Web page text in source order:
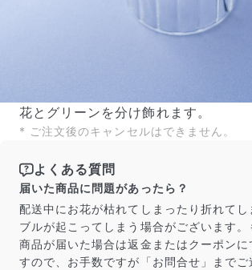
花とグリーンを分け飾れます。
* ご注文後のキャンセルはできません。
よくある質問
届いた商品に問題があったら？
配送中にお花が枯れてしまったり折れてし
ブルが起こってしまう場合がございます。
商品が届いた場合は返金またはクーポンに
すので、お手数ですが「お問合せ」までご